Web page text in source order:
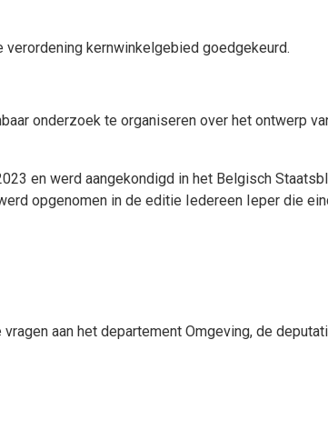
kernwinkelgebied goedgekeurd.
onderzoek te organiseren over het ontwerp
en werd aangekondigd in het Belgisch
opgenomen in de editie Iedereen Ieper die
aan het departement Omgeving, de